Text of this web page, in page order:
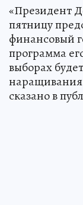
«Президент
пятницу
финансовый
программа
выборах
наращивания
сказано в